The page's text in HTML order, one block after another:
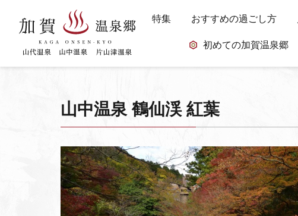
特集 おすすめの過ごし方
初めての加賀温泉郷
山中温泉 鶴仙渓 紅葉